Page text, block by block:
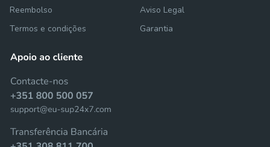
Reembolso
Termos e condições
Aviso Legal
Garantia